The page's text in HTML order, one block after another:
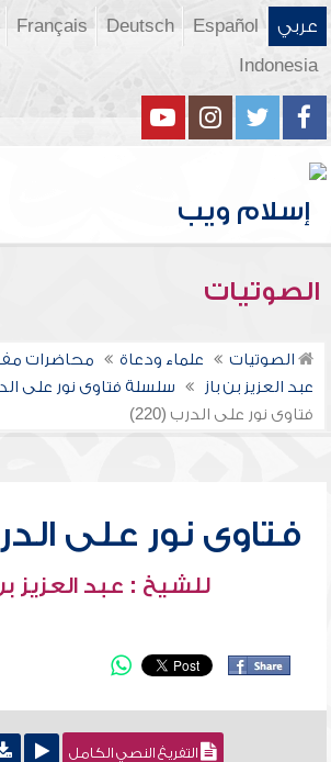
عربي Español
Deutsch
Français
Indonesia
الصوتيات
الصوتيات علماء ودعاة
محاضرات
عبد العزيز بن باز
سلسلة فتاوى نور على
فتاوى نور على الدرب (220)
فتاوى نور على الدرب
للشيخ : عبد العزيز
التفريغ النصي الكامل